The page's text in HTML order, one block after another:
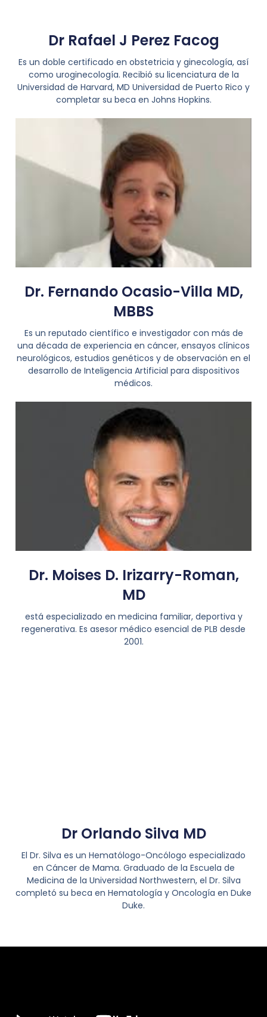
Dr Rafael J Perez Facog
Es un doble certificado en obstetricia y ginecología, así
como uroginecología. Recibió su licenciatura de la
Universidad de Harvard, MD Universidad de Puerto Rico y
completar su beca en Johns Hopkins.
Dr. Fernando Ocasio-Villa MD,
MBBS
Es un reputado científico e investigador con más de
una década de experiencia en cáncer, ensayos clínicos
neurológicos, estudios genéticos y de observación en el
desarrollo de Inteligencia Artificial para dispositivos
médicos.
Dr. Moises D. Irizarry-Roman,
MD
está especializado en medicina familiar, deportiva y
regenerativa. Es asesor médico esencial de PLB desde
2001.
Dr Orlando Silva MD
El Dr. Silva es un Hematólogo-Oncólogo especializado
en Cáncer de Mama. Graduado de la Escuela de
Medicina de la Universidad Northwestern, el Dr. Silva
completó su beca en Hematología y Oncología en Duke
Duke.